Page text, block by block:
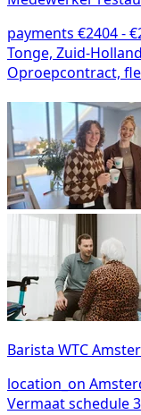
payments €2404 -
Tonge, Zuid-Holland
Oproepcontract,
Barista WTC
location_on
Vermaatschedule